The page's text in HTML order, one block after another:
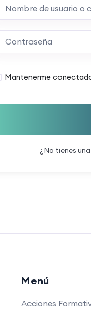
Mantenerme
¿No tienes
Menú
Acciones